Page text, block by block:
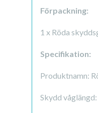
Förpackning:
1 x Röda
Specifikation:
Produktnamn:
Skydd